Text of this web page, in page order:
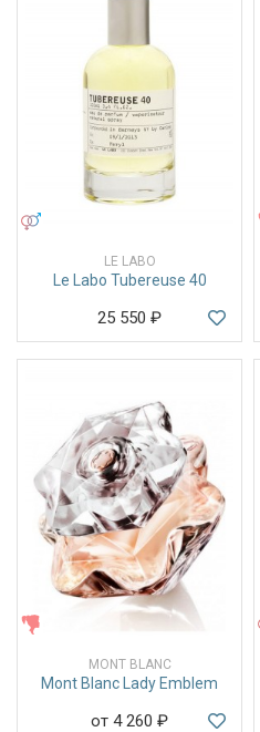
LE LABO
Le Labo Tubereuse 40
25 550 ₽
MONT BLANC
Mont Blanc Lady Emblem
от 4 260 ₽